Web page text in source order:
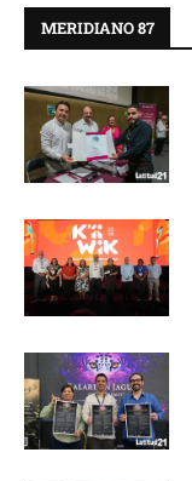
MERIDIANO 87